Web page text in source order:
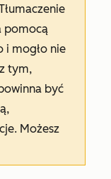
pomocą
i mogło nie
tym,
być
Możesz